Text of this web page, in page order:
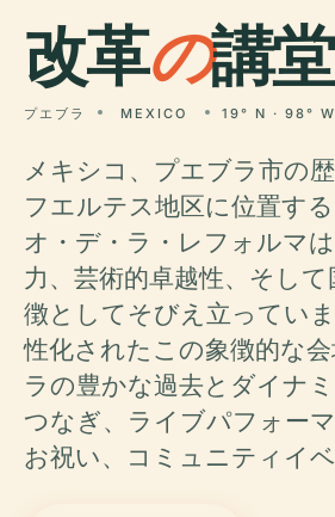
改革の講
プエブラ MEXICO 19° N · 98° W
メキシコ、プエブラ市の
フエルテス地区に位置す
オ・デ・ラ・レフォルマ
力、芸術的卓越性、そし
徴としてそびえ立ってい
性化されたこの象徴的な
ラの豊かな過去とダイナ
つなぎ、ライブパフォー
お祝い、コミュニティイ